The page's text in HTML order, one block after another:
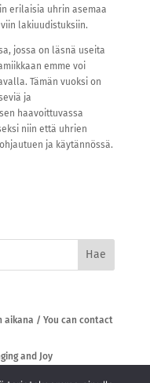
erilaisia uhrin asemaa
lakiuudistuksiin.
jossa on läsnä useita
emme voi
Tämän vuoksi on
ja
haavoittuvassa
niin että uhrien
ja käytännössä.
/ You can contact
and Joy